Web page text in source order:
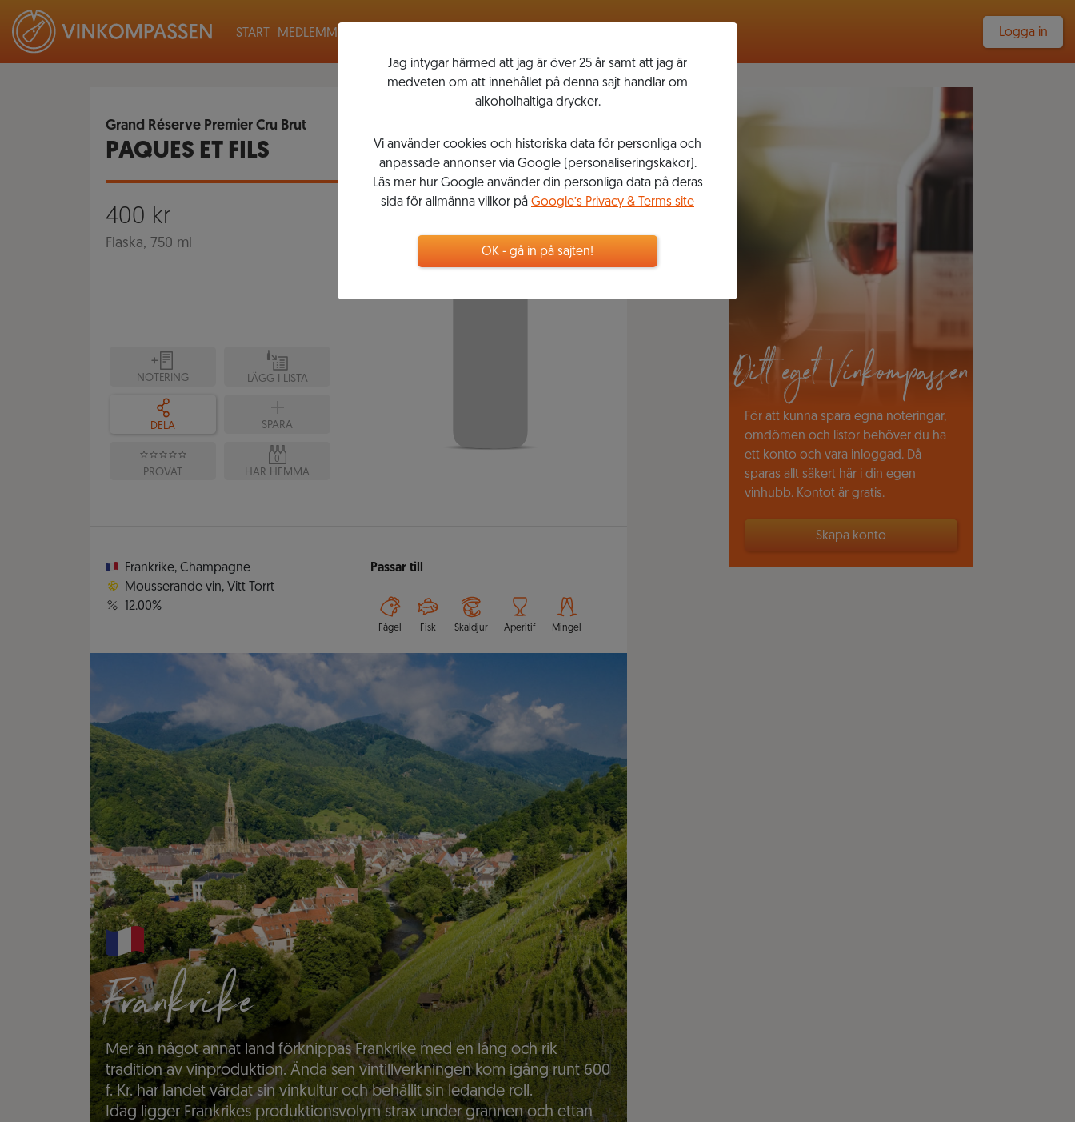
START MEDLEMMAR Logga in
Grand Réserve Premier Cru Brut
PAQUES ET FILS
400 kr
Flaska, 750 ml
NOTERING LÄGG I LISTA
DELA SPARA
PROVAT
0
HAR HEMMA
Frankrike, Champagne
Mousserande vin, Vitt Torrt
12.00%
Passar till
Fågel Fisk Skaldjur Aperitif Mingel
Frankrike
Mer än något annat land förknippas Frankrike med en lång och rik
tradition av vinproduktion. Ända sen vintillverkningen kom igång runt 600
f. Kr. har landet vårdat sin vinkultur och behållit sin ledande roll.
Idag ligger Frankrikes produktionsvolym strax under grannen och ettan
Ditt eget Vinkompassen
För att kunna spara egna noteringar,
omdömen och listor behöver du ha
ett konto och vara inloggad. Då
sparas allt säkert här i din egen
vinhubb. Kontot är gratis.
Skapa konto
Jag intygar härmed att jag är över 25 år samt att jag är
medveten om att innehållet på denna sajt handlar om
alkoholhaltiga drycker.
Vi använder cookies och historiska data för personliga och
anpassade annonser via Google (personaliseringskakor).
Läs mer hur Google använder din personliga data på deras
sida för allmänna villkor på Google’s Privacy & Terms site
OK - gå in på sajten!